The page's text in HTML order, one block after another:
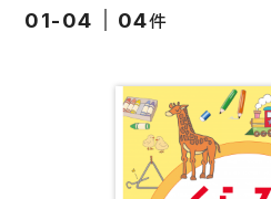
教科書採用について
書籍の内容について
著作権について
総合教科書
短期滞在者向け
留学生向け専門分野
01-04 04件